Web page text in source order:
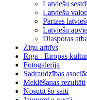
Latviešu
Latviešu
Parīzes
Latviešu
Diasporas
Ziņu arhīvs
Rīga - Eiropas
Fotogalerija
Sadraudzības
Meklēšanas rezultāti
Nosūtīt šo saiti